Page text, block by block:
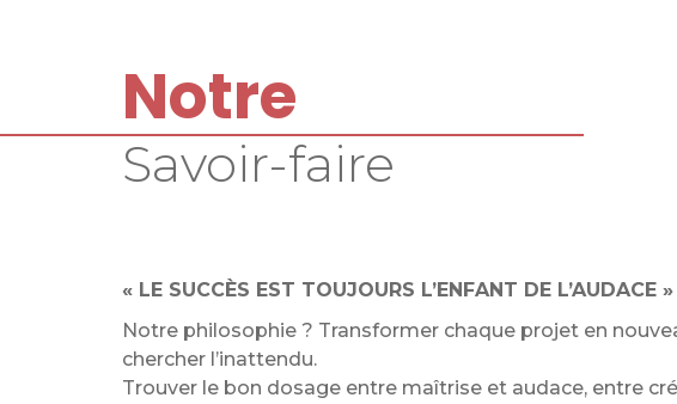
Notre
Savoir-faire
« LE SUCCÈS EST TOUJOURS L’ENFANT DE L’AUDACE »
Notre philosophie ? Transformer chaque projet en
chercher l’inattendu.
Trouver le bon dosage entre maîtrise et audace, entre